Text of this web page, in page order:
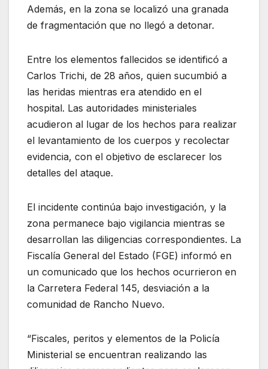
Además, en la zona se localizó una granada
de fragmentación que no llegó a detonar.
Entre los elementos fallecidos se identificó a
Carlos Trichi, de 28 años, quien sucumbió a
las heridas mientras era atendido en el
hospital. Las autoridades ministeriales
acudieron al lugar de los hechos para realizar
el levantamiento de los cuerpos y recolectar
evidencia, con el objetivo de esclarecer los
detalles del ataque.
El incidente continúa bajo investigación, y la
zona permanece bajo vigilancia mientras se
desarrollan las diligencias correspondientes. La
Fiscalía General del Estado (FGE) informó en
un comunicado que los hechos ocurrieron en
la Carretera Federal 145, desviación a la
comunidad de Rancho Nuevo.
“Fiscales, peritos y elementos de la Policía
Ministerial se encuentran realizando las